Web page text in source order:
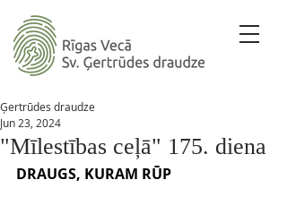
"Mīlestības ceļā" 175. diena
Ģertrūdes draudze
Jun 23, 2024
DRAUGS, KURAM RŪP